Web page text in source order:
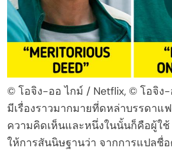
© โอจิง-ออ ไกม์ / Netflix, © โอจิง
มีเรื่องราวมากมายที่ดหล่าบรรดา
ความคิดเห็นและหนึ่งในนั้นก็คือผู้ใช้
ให้การสันนิษฐานว่า จากการแปลชื่